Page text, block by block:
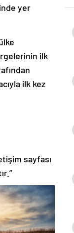
yer
ilk
ilk kez
sayfası